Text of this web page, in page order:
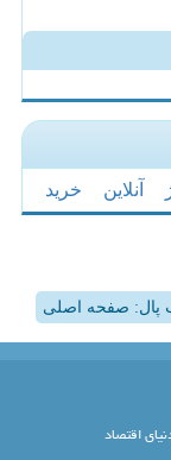
آنلاین خرید
پال: صفحه اصلی
اقتصاد